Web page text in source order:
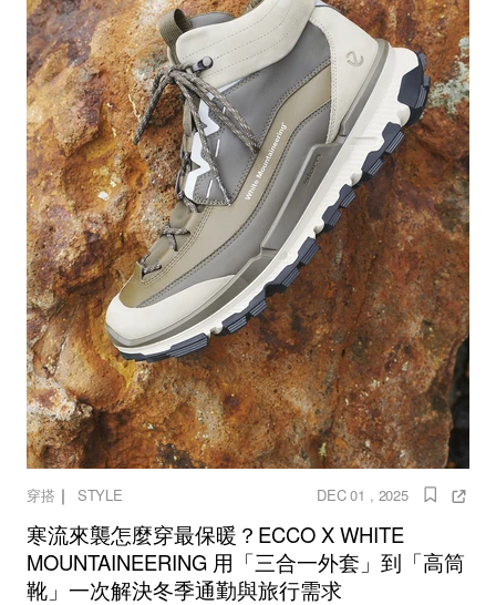
穿搭 ｜ STYLE DEC 01 , 2025
寒流來襲怎麼穿最保暖？ECCO X WHITE
MOUNTAINEERING 用「三合一外套」到「高筒
靴」一次解決冬季通勤與旅行需求